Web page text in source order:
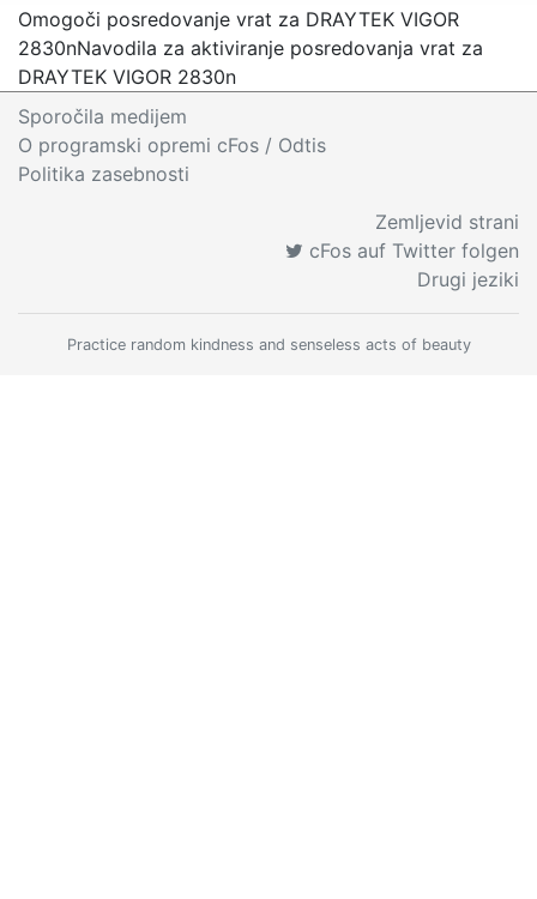
Omogoči posredovanje vrat za DRAYTEK VIGOR
2830nNavodila za aktiviranje posredovanja vrat za
DRAYTEK VIGOR 2830n
Sporočila medijem
O programski opremi cFos / Odtis
Politika zasebnosti
Zemljevid strani
cFos auf Twitter folgen
Drugi jeziki
Practice random kindness and senseless acts of beauty